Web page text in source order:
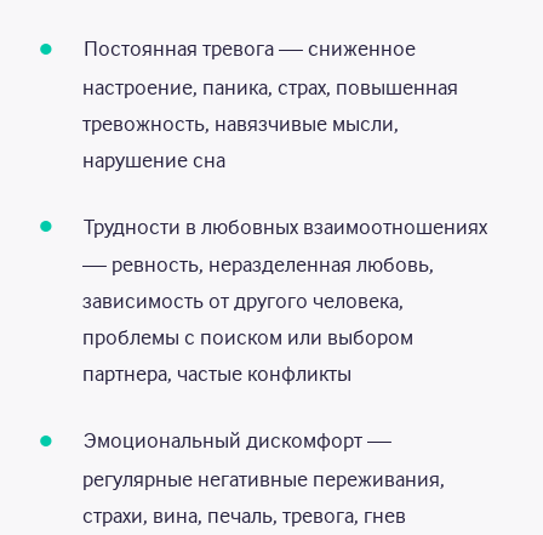
Постоянная тревога — сниженное
настроение, паника, страх, повышенная
тревожность, навязчивые мысли,
нарушение сна
Трудности в любовных взаимоотношениях
— ревность, неразделенная любовь,
зависимость от другого человека,
проблемы с поиском или выбором
партнера, частые конфликты
Эмоциональный дискомфорт —
регулярные негативные переживания,
страхи, вина, печаль, тревога, гнев